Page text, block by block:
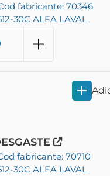
fabricante: 70346
30C ALFA LAVAL
fabricante: 70710
30C ALFA LAVAL